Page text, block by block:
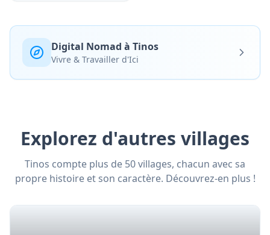
Digital Nomad à Tinos
Vivre & Travailler d'Ici
Explorez d'autres villages
Tinos compte plus de 50 villages, chacun avec sa
propre histoire et son caractère. Découvrez-en plus !